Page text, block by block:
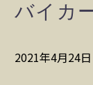
バイカ
2021年4月24